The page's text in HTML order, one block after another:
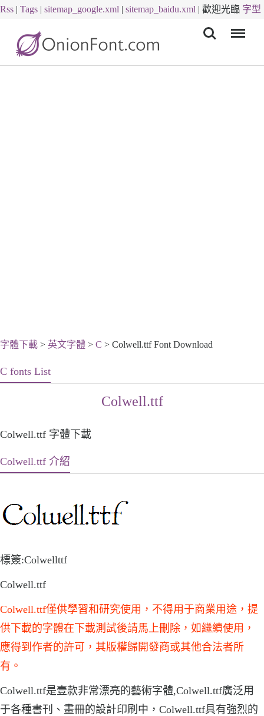
Rss | Tags | sitemap_google.xml | sitemap_baidu.xml | 歡迎光臨 字型
字體下載 > 英文字體 > C > Colwell.ttf Font Download
C fonts List
Colwell.ttf
Colwell.ttf 字體下載
Colwell.ttf 介紹
標簽:Colwellttf
Colwell.ttf
Colwell.ttf僅供學習和研究使用，不得用于商業用途，提
供下載的字體在下載測試後請馬上刪除，如繼續使用，
應得到作者的許可，其版權歸開發商或其他合法者所
有。
Colwell.ttf是壹款非常漂亮的藝術字體,Colwell.ttf廣泛用
于各種書刊、畫冊的設計印刷中，Colwell.ttf具有強烈的